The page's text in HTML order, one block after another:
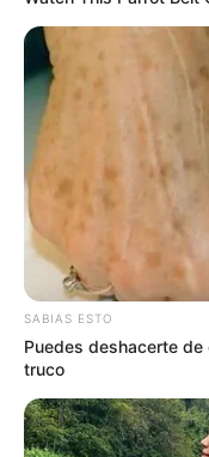
SABIAS ESTO
Puedes deshacerte
truco